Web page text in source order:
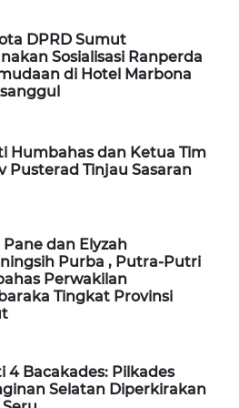
DPRD Sumut
Sosialisasi Ranperda
di Hotel Marbona
Humbahas dan Ketua Tim
Pusterad Tinjau Sasaran
Pane dan Elyzah
Purba , Putra-Putri
Perwakilan
Tingkat Provinsi
4 Bacakades: Pilkades
Selatan Diperkirakan